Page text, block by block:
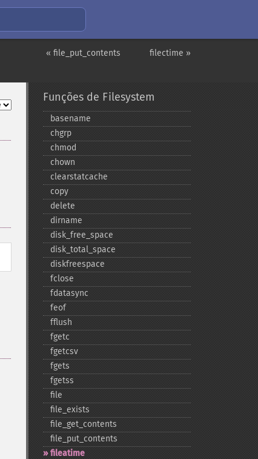
filectime »
« file_put_contents
Funções de Filesystem
basename
chgrp
chmod
chown
clearstatcache
copy
delete
dirname
disk_​free_​space
disk_​total_​space
diskfreespace
fclose
fdatasync
feof
fflush
fgetc
fgetcsv
fgets
fgetss
file
file_​exists
file_​get_​contents
file_​put_​contents
fileatime